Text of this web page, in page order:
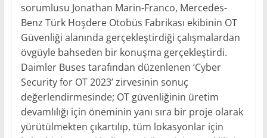
sorumlusu Jonathan Marin-Franco, Mercedes-
Benz Türk Hoşdere Otobüs Fabrikası ekibinin OT
Güvenliği alanında gerçekleştirdiği çalışmalardan
övgüyle bahseden bir konuşma gerçekleştirdi.
Daimler Buses tarafından düzenlenen ‘Cyber
Security for OT 2023’ zirvesinin sonuç
değerlendirmesinde; OT güvenliğinin üretim
devamlılığı için öneminin yanı sıra bir proje olarak
yürütülmekten çıkartılıp, tüm lokasyonlar için